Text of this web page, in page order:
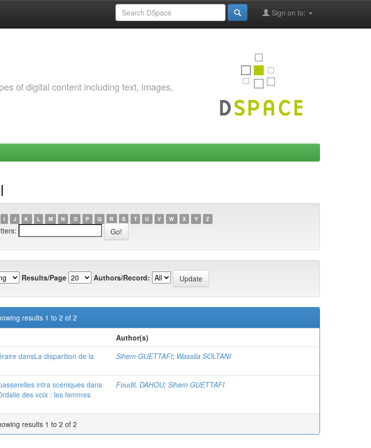
Sign on to:
of digital content including text, images,
I J K L M N O P Q R S T U V W X Y Z
Results/Page Authors/Record:
results 1 to 2 of 2
Author(s)
dansLa disparition de la
Sihem GUETTAFI; Wassila SOLTANI
intra scéniques dans
des voix : les femmes
Foudil, DAHOU; Sihem GUETTAFI
results 1 to 2 of 2